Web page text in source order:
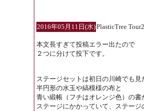
2016年05月11日(水)PlasticTree
本文長すぎて投稿エラー出たので
２つに分けて投下です。
ステージセットは初日の川崎でも見
半円形の水玉や縞模様の布と
青い緞帳（フチはオレンジ色）の書
ステージにかかっていて、ステージ